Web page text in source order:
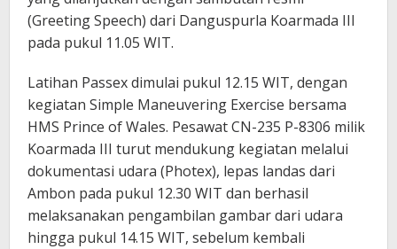
(Greeting Speech) dari Danguspurla Koarmada III
pada pukul 11.05 WIT.
Latihan Passex dimulai pukul 12.15 WIT, dengan
kegiatan Simple Maneuvering Exercise bersama
HMS Prince of Wales. Pesawat CN-235 P-8306 milik
Koarmada III turut mendukung kegiatan melalui
dokumentasi udara (Photex), lepas landas dari
Ambon pada pukul 12.30 WIT dan berhasil
melaksanakan pengambilan gambar dari udara
hingga pukul 14.15 WIT, sebelum kembali